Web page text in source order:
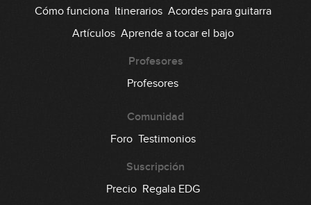
Ritchie Valens - La Bamba
(simplificada)
The Beatles - Let It Be (simplificada)
Maná - Oye mi amor (simplificada)
Cómo funciona Itinerarios Acordes para guitarra
Artículos Aprende a tocar el bajo
Profesores
Profesores
Comunidad
Foro Testimonios
Suscripción
Precio Regala EDG